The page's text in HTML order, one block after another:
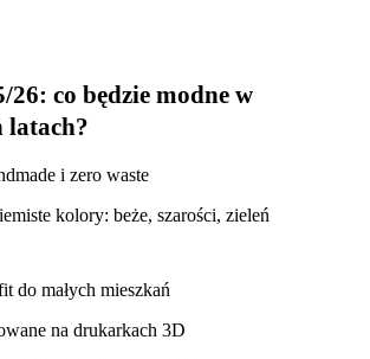
26: co będzie modne w
latach?
i zero waste
kolory: beże, szarości, zieleń
do małych mieszkań
na drukarkach 3D